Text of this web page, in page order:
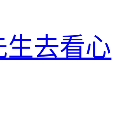
去看心